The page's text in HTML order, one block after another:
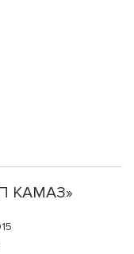
КАМАЗ»